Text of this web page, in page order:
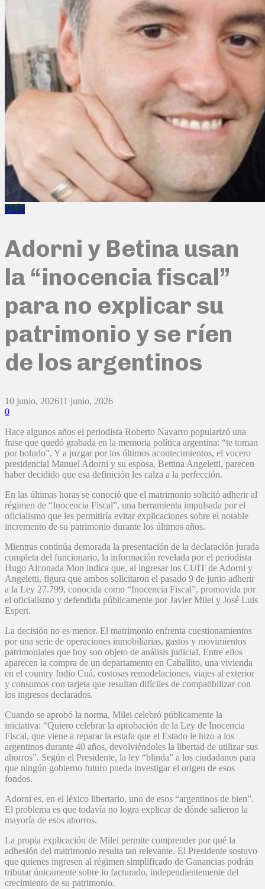
PAÍS
Adorni y Betina usan
la “inocencia fiscal”
para no explicar su
patrimonio y se ríen
de los argentinos
10 junio, 202611 junio, 2026
0
Hace algunos años el periodista Roberto Navarro popularizó una
frase que quedó grabada en la memoria política argentina: “te toman
por boludo”. Y a juzgar por los últimos acontecimientos, el vocero
presidencial Manuel Adorni y su esposa, Bettina Angeletti, parecen
haber decidido que esa definición les calza a la perfección.
En las últimas horas se conoció que el matrimonio solicitó adherir al
régimen de “Inocencia Fiscal”, una herramienta impulsada por el
oficialismo que les permitiría evitar explicaciones sobre el notable
incremento de su patrimonio durante los últimos años.
Mientras continúa demorada la presentación de la declaración jurada
completa del funcionario, la información revelada por el periodista
Hugo Alconada Mon indica que, al ingresar los CUIT de Adorni y
Angeletti, figura que ambos solicitaron el pasado 9 de junio adherir
a la Ley 27.799, conocida como “Inocencia Fiscal”, promovida por
el oficialismo y defendida públicamente por Javier Milei y José Luis
Espert.
La decisión no es menor. El matrimonio enfrenta cuestionamientos
por una serie de operaciones inmobiliarias, gastos y movimientos
patrimoniales que hoy son objeto de análisis judicial. Entre ellos
aparecen la compra de un departamento en Caballito, una vivienda
en el country Indio Cuá, costosas remodelaciones, viajes al exterior
y consumos con tarjeta que resultan difíciles de compatibilizar con
los ingresos declarados.
Cuando se aprobó la norma, Milei celebró públicamente la
iniciativa: “Quiero celebrar la aprobación de la Ley de Inocencia
Fiscal, que viene a reparar la estafa que el Estado le hizo a los
argentinos durante 40 años, devolviéndoles la libertad de utilizar sus
ahorros”. Según el Presidente, la ley “blinda” a los ciudadanos para
que ningún gobierno futuro pueda investigar el origen de esos
fondos.
Adorni es, en el léxico libertario, uno de esos “argentinos de bien”.
El problema es que todavía no logra explicar de dónde salieron la
mayoría de esos ahorros.
La propia explicación de Milei permite comprender por qué la
adhesión del matrimonio resulta tan relevante. El Presidente sostuvo
que quienes ingresen al régimen simplificado de Ganancias podrán
tributar únicamente sobre lo facturado, independientemente del
crecimiento de su patrimonio.